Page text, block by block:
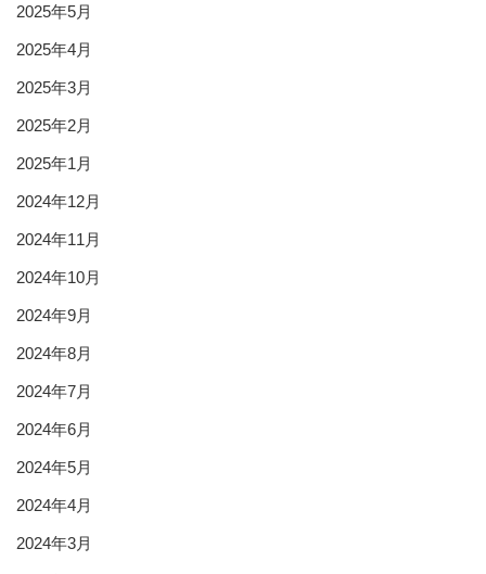
2025年5月
2025年4月
2025年3月
2025年2月
2025年1月
2024年12月
2024年11月
2024年10月
2024年9月
2024年8月
2024年7月
2024年6月
2024年5月
2024年4月
2024年3月